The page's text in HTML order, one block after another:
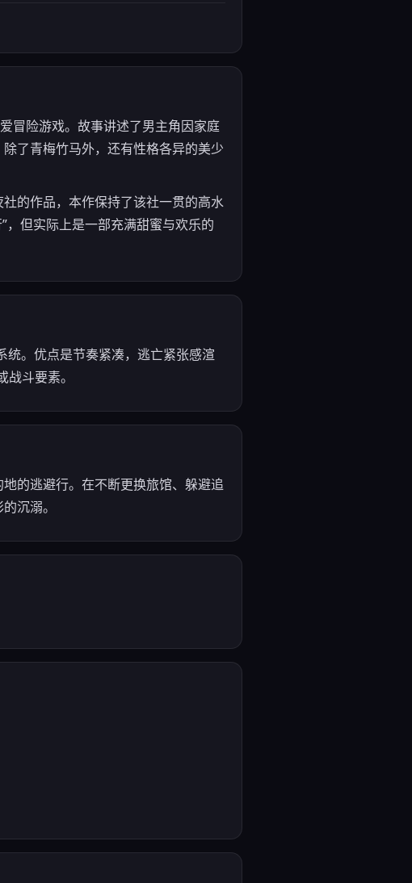
冒险游戏。故事讲述了男主角因家庭
了青梅竹马外，还有性格各异的美少
的作品，本作保持了该社一贯的高水
，但实际上是一部充满甜蜜与欢乐的
统。优点是节奏紧凑，逃亡紧张感渲
斗要素。
的逃避行。在不断更换旅馆、躲避追
沉溺。